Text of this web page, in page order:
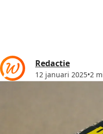
Redactie
12 januari 2025•2